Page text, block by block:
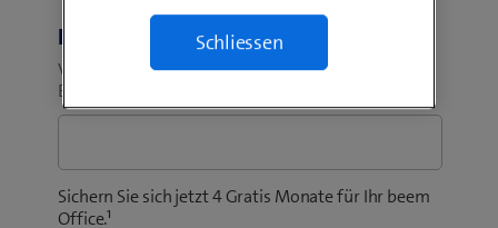
Refer & Benefit Vorteil
Verfügen Sie über einen Refer & Benefit
Empfehlungscode?
Sichern Sie sich jetzt 4 Gratis Monate für Ihr beem
Office.¹
Schliessen